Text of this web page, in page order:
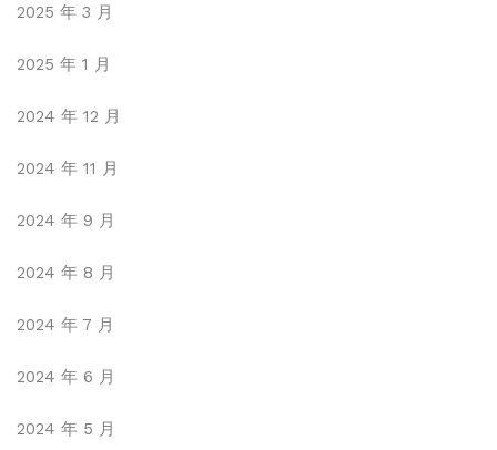
2025 年 3 月
2025 年 1 月
2024 年 12 月
2024 年 11 月
2024 年 9 月
2024 年 8 月
2024 年 7 月
2024 年 6 月
2024 年 5 月